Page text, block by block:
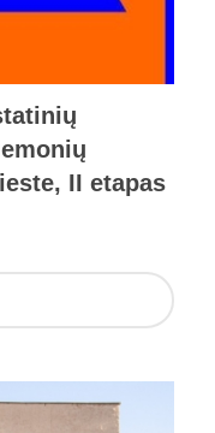
II etapas